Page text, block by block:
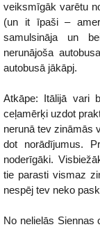
veiksmīgāk varētu
(un it īpaši –
samulsināja un
nerunājoša
autobusā jākāpj.
Atkāpe: Itālijā vari
ceļamērķi uzdot
nerunā tev zināmās
dot norādījumus.
noderīgāki.
tie parasti vismaz
nespēj tev neko
No nelielās Siennas